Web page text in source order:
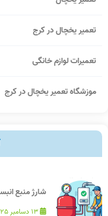
تعمیر یخچال در کرج
تعمیرات لوازم خانگی
موزشگاه تعمیر یخچال در کرج
شارژ منبع